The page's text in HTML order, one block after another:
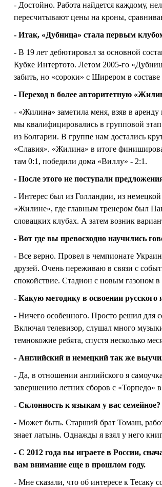
- Достойно. Работа найдется каждому,
пересчитывают цены на кроны,
- Итак, «Дубница» стала первым
- В 19 лет дебютировал за основной
Кубке Интертото. Летом 2005-го
забить, но «сороки» с Ширером в
- Переход в более авторитетную
- «Жилина» заметила меня, взяв в
мы квалифицировались в групповой
из Болгарии. В группе нам достались
«Славия». «Жилина» в итоге
там 0:1, победили дома «Виллу» - 2:1.
- После этого не поступали
- Интерес был из Голландии, из
«Жилине», где главным тренером был
словацких клубах. А затем возник
- Вот где вы превосходно научились
- Все верно. Провел в чемпионате
друзей. Очень переживаю в связи с
спокойствие. Стадион с новым газоном
- Какую методику в освоении
- Ничего особенного. Просто решил для
Включал телевизор, слушал много
темнокожие ребята, спустя несколько
- Английский и немецкий так же
- Да, в отношении английского я
завершению летних сборов с «Торпедо»
- Склонность к языкам у вас семейное?
- Может быть. Старший брат Томаш,
знает латынь. Однажды я взял у него
- С 2012 года вы играете в России,
вам внимание еще в прошлом году.
- Мне сказали, что об интересе к Тесаку